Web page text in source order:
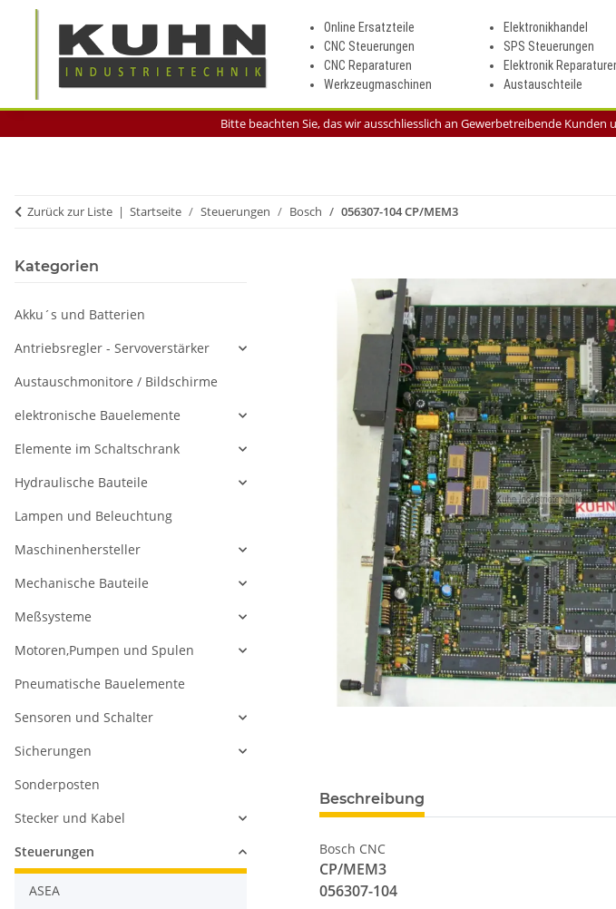
Online Ersatzteile
CNC Steuerungen
CNC Reparaturen
Werkzeugmaschinen
Elektronikhandel
SPS Steuerungen
Elektronik
Austauschteile
Bitte beachten Sie, das wir ausschliesslich an Gewerbetreibende
Zurück zur Liste Startseite Steuerungen Bosch 056307-104 CP/MEM3
Beschreibung
Bosch CNC
CP/MEM3
056307-104
Kategorien
Akku´s und Batterien
Antriebsregler - Servoverstärker
Austauschmonitore / Bildschirme
elektronische Bauelemente
Elemente im Schaltschrank
Hydraulische Bauteile
Lampen und Beleuchtung
Maschinenhersteller
Mechanische Bauteile
Meßsysteme
Motoren,Pumpen und Spulen
Pneumatische Bauelemente
Sensoren und Schalter
Sicherungen
Sonderposten
Stecker und Kabel
Steuerungen
ASEA